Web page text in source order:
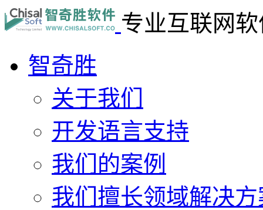
专业互联网
智奇胜
关于我们
开发语言支持
我们的案例
我们擅长领域解决方